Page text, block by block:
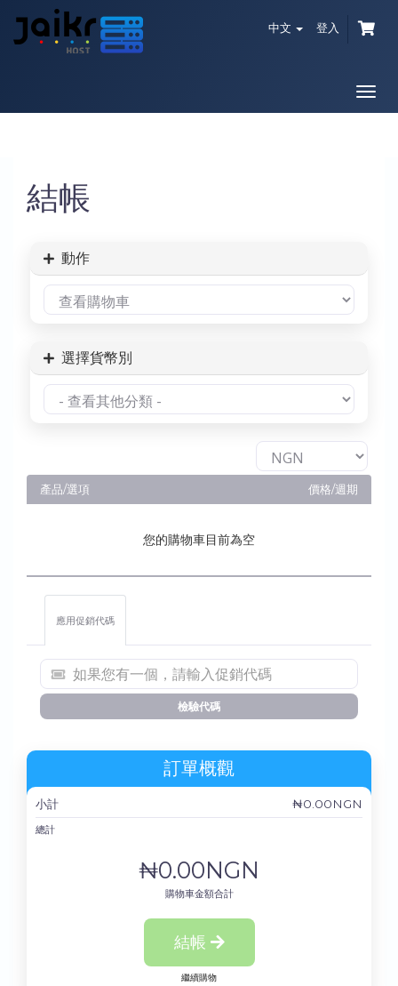
中文 登入
切
換
結帳
動作
選擇貨幣別
產品/選項 價格/週期
您的購物車目前為空
應用促銷代碼
檢驗代碼
訂單概觀
小計 ₦0.00NGN
總計
₦0.00NGN
購物車金額合計
結帳
繼續購物